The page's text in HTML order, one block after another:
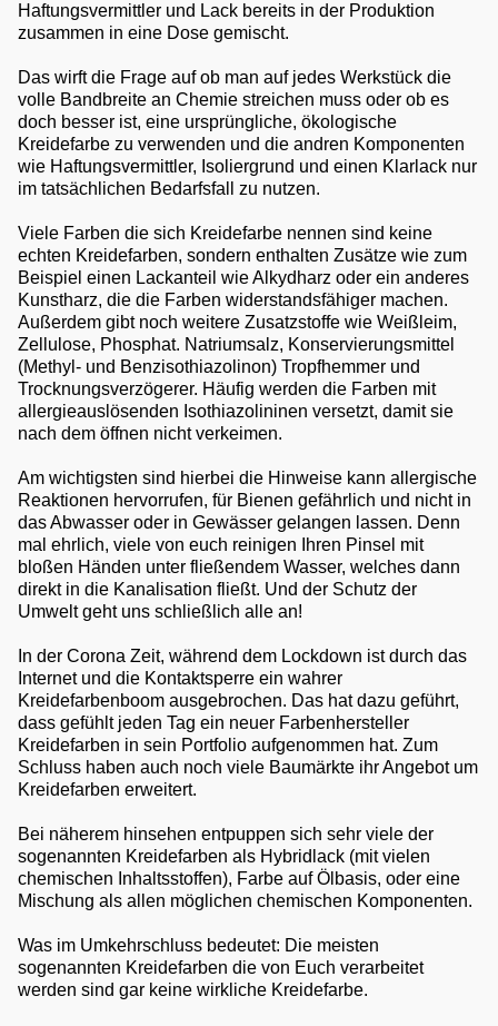
Haftungsvermittler und Lack bereits in der Produktion
zusammen in eine Dose gemischt.
Das wirft die Frage auf ob man auf jedes Werkstück die
volle Bandbreite an Chemie streichen muss oder ob es
doch besser ist, eine ursprüngliche, ökologische
Kreidefarbe zu verwenden und die andren Komponenten
wie Haftungsvermittler, Isoliergrund und einen Klarlack nur
im tatsächlichen Bedarfsfall zu nutzen.
Viele Farben die sich Kreidefarbe nennen sind keine
echten Kreidefarben, sondern enthalten Zusätze wie zum
Beispiel einen Lackanteil wie Alkydharz oder ein anderes
Kunstharz, die die Farben widerstandsfähiger machen.
Außerdem gibt noch weitere Zusatzstoffe wie Weißleim,
Zellulose, Phosphat. Natriumsalz, Konservierungsmittel
(Methyl- und Benzisothiazolinon) Tropfhemmer und
Trocknungsverzögerer. Häufig werden die Farben mit
allergieauslösenden Isothiazolininen versetzt, damit sie
nach dem öffnen nicht verkeimen.
Am wichtigsten sind hierbei die Hinweise kann allergische
Reaktionen hervorrufen, für Bienen gefährlich und nicht in
das Abwasser oder in Gewässer gelangen lassen. Denn
mal ehrlich, viele von euch reinigen Ihren Pinsel mit
bloßen Händen unter fließendem Wasser, welches dann
direkt in die Kanalisation fließt. Und der Schutz der
Umwelt geht uns schließlich alle an!
In der Corona Zeit, während dem Lockdown ist durch das
Internet und die Kontaktsperre ein wahrer
Kreidefarbenboom ausgebrochen. Das hat dazu geführt,
dass gefühlt jeden Tag ein neuer Farbenhersteller
Kreidefarben in sein Portfolio aufgenommen hat. Zum
Schluss haben auch noch viele Baumärkte ihr Angebot um
Kreidefarben erweitert.
Bei näherem hinsehen entpuppen sich sehr viele der
sogenannten Kreidefarben als Hybridlack (mit vielen
chemischen Inhaltsstoffen), Farbe auf Ölbasis, oder eine
Mischung als allen möglichen chemischen Komponenten.
Was im Umkehrschluss bedeutet: Die meisten
sogenannten Kreidefarben die von Euch verarbeitet
werden sind gar keine wirkliche Kreidefarbe.